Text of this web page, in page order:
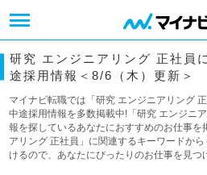
研究 エンジニアリング 正社員
途採用情報＜8/6（木）更新＞
マイナビ転職では「研究 エンジニアリング
中途採用情報を多数掲載中!「研究 エンジニ
報を探しているあなたにおすすめのお仕事を
アリング 正社員」に関連するキーワードか
けるので、あなたにぴったりのお仕事を見つ